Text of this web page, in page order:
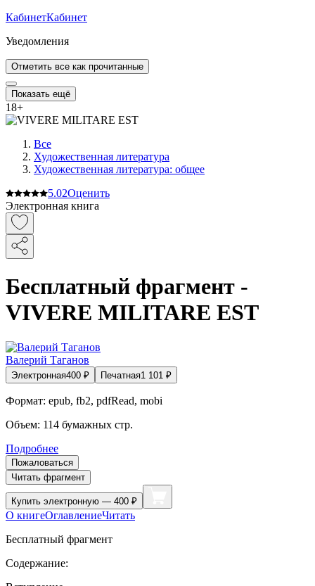
КабинетКабинет
Уведомления
Отметить все как прочитанные
Показать ещё
18+
Все
Художественная литература
Художественная литература: общее
5.02Оценить
Электронная книга
Бесплатный фрагмент -
VIVERE MILITARE EST
Валерий Таганов
Электронная400 ₽ Печатная1 101 ₽
Формат: epub, fb2, pdfRead, mobi
Объем: 114 бумажных стр.
Подробнее
Пожаловаться
Читать фрагмент
Купить электронную — 400 ₽
О книгеОглавлениеЧитать
Бесплатный фрагмент
Содержание: